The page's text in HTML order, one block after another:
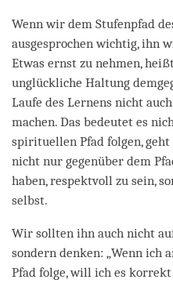
Wenn wir dem Stufenpfad
ausgesprochen wichtig, ihn
Etwas ernst zu nehmen,
unglückliche Haltung
Laufe des Lernens nicht
machen. Das bedeutet es
spirituellen Pfad folgen,
nicht nur gegenüber dem
haben, respektvoll zu sein,
selbst.
Wir sollten ihn auch nicht
sondern denken: „Wenn ich
Pfad folge, will ich es